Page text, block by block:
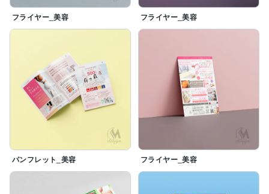
フライヤー_美容 フライヤー_美容
パンフレット_美容 フライヤー_美容